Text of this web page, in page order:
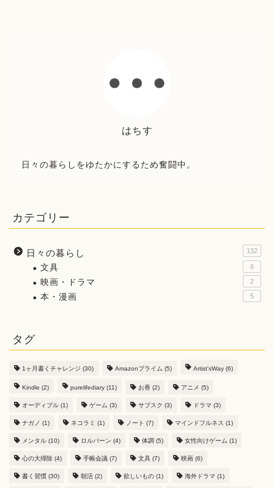
はちす
日々の暮らしをゆたかにするため奮闘中。
カテゴリー
日々の暮らし 132
文具 6
映画・ドラマ 2
本・漫画 5
タグ
1ヶ月書くチャレンジ (30) Amazonプライム (5) Artist'sWay (6)
Kindle (2) purelifediary (11) お香 (2) アニメ (5)
オーディブル (1) ゲーム (3) サブスク (3) ドラマ (3)
ナガノ (1) ネコラミ (1) ノート (7) マインドフルネス (1)
メンタル (10) ロルバーン (4) 体調 (5) 女性向けゲーム (1)
心の大掃除 (4) 手帳会議 (7) 文具 (7) 映画 (6)
書く習慣 (30) 朝活 (2) 欲しいもの (1) 海外ドラマ (1)